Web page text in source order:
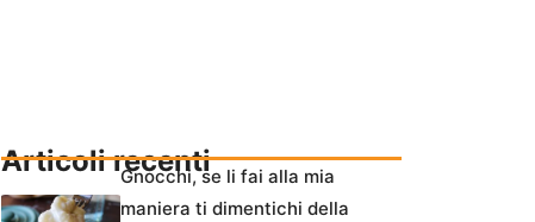
Articoli recentiGnocchi, se li fai alla mia
maniera ti dimentichi della